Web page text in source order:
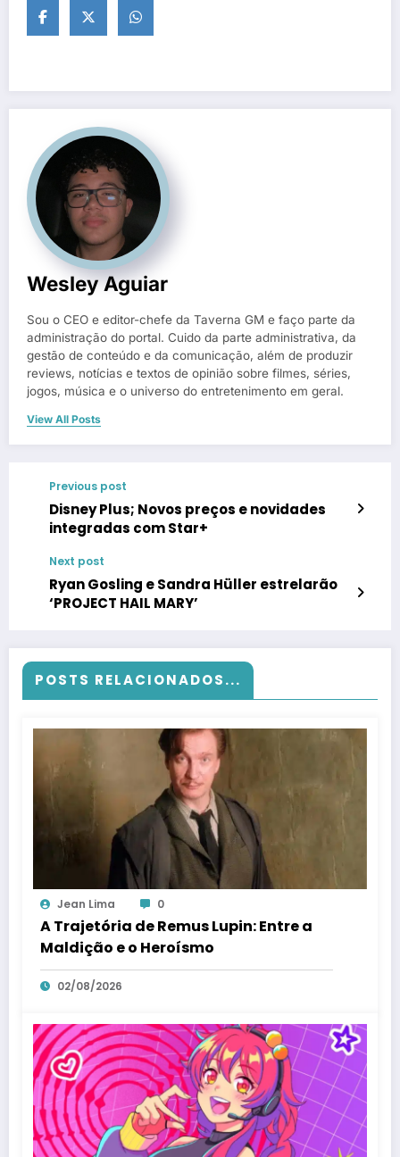
Wesley Aguiar
Sou o CEO e editor-chefe da Taverna GM e faço parte da
administração do portal. Cuido da parte administrativa, da
gestão de conteúdo e da comunicação, além de produzir
reviews, notícias e textos de opinião sobre filmes, séries,
jogos, música e o universo do entretenimento em geral.
View All Posts
Previous post
Disney Plus; Novos preços e novidades
integradas com Star+
Next post
Ryan Gosling e Sandra Hüller estrelarão
‘PROJECT HAIL MARY’
POSTS RELACIONADOS...
Jean Lima 0
A Trajetória de Remus Lupin: Entre a
Maldição e o Heroísmo
02/08/2026